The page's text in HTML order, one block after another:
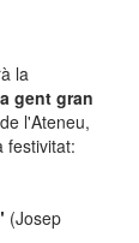
la
gent gran
l'Ateneu,
festivitat:
(Josep